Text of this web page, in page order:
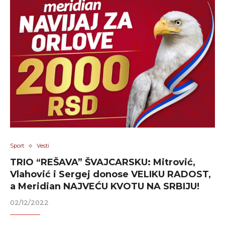
Sport Vesti
TRIO “REŠAVA” ŠVAJCARSKU: Mitrović,
Vlahović i Sergej donose VELIKU RADOST,
a Meridian NAJVEĆU KVOTU NA SRBIJU!
02/12/2022